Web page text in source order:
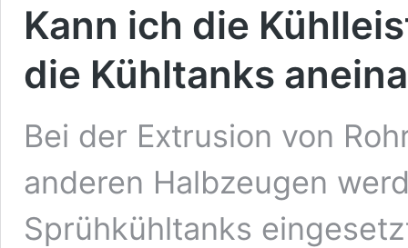
Kann ich die
die Kühltanks
Bei der Extrusion von
anderen Halbzeugen
Sprühkühltanks